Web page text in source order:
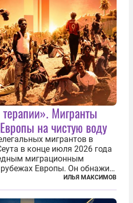
Мигранты
на чистую воду
мигрантов в
в конце июля 2026 года
миграционным
Европы. Он обнажил
внутри Евросоюза,
десятилетиями
политика ЕС
ИЛЬЯ МАКСИМОВ